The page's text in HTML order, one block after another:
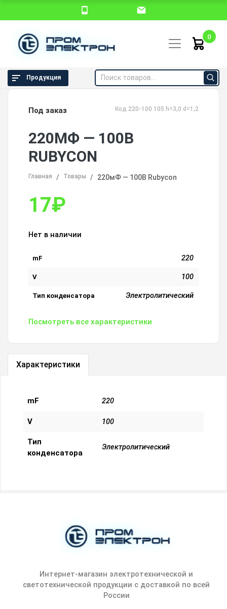
0
Продукция
Под заказ Код 220-100 105 h=3,0 d=1,2
220МФ — 100В
RUBYCON
Главная Товары 220мФ — 100В Rubycon
17₽
Нет в наличии
mF 220
V 100
Тип конденсатора Электролитический
Посмотреть все характеристики
Характеристики
mF 220
V 100
Тип
конденсатора
Электролитический
Интернет-магазин электротехнической и
светотехнической продукции с доставкой по всей
России